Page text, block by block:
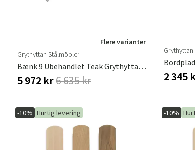
Flere varianter
Grythyttan Stålmöbler
Bænk 9 Ubehandlet Teak Grythyttan Stålmöbler
5 972 kr6 635 kr 2 345
-10% Hurtig levering -10%